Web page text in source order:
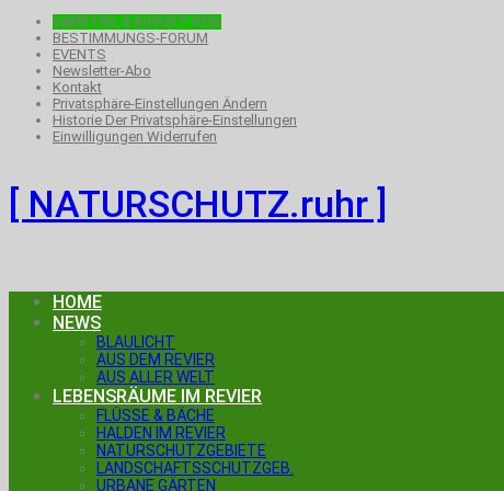
SAMSTAG, 8.AUGUST 2026
BESTIMMUNGS-FORUM
EVENTS
Newsletter-Abo
Kontakt
Privatsphäre-Einstellungen Ändern
Historie Der Privatsphäre-Einstellungen
Einwilligungen Widerrufen
[ NATURSCHUTZ.ruhr ]
HOME
NEWS
BLAULICHT
AUS DEM REVIER
AUS ALLER WELT
LEBENSRÄUME IM REVIER
FLÜSSE & BÄCHE
HALDEN IM REVIER
NATURSCHUTZGEBIETE
LANDSCHAFTSSCHUTZGEB.
URBANE GÄRTEN